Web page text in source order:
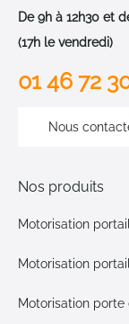
De 9h à 12h30 et
(17h le vendredi)
01 46 72
Nous
Nos produits
Motorisation
Motorisation
Motorisation